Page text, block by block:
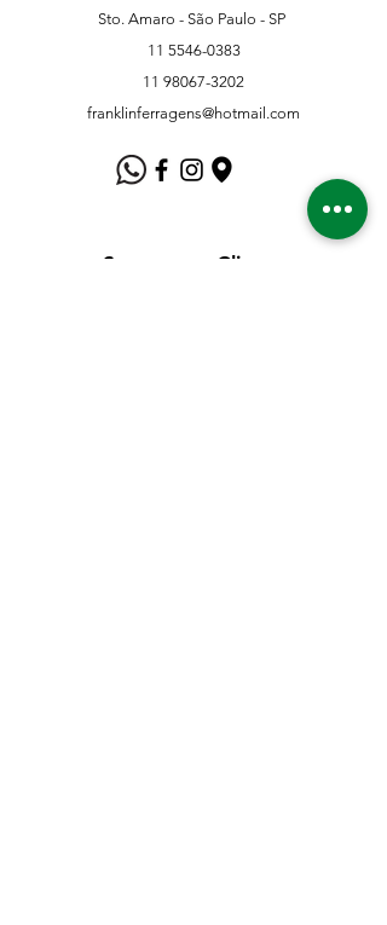
Sto. Amaro - São Paulo - SP
11 5546-0383
11 98067-3202
franklinferragens@hotmail.com
Suporte ao Cliente